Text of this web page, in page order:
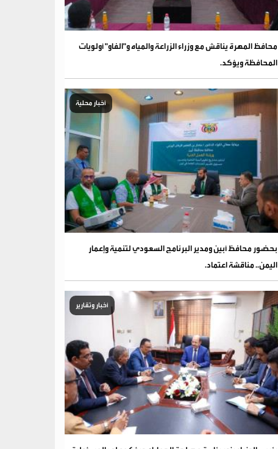
محافظ المهرة يناقش مع وزراء الزراعة والمياه و"الفاو" أولويات
المحافظة ويؤكد.
أخبار محلية
بحضور محافظ أبين ومدير البرنامج السعودي لتنمية وإعمار
اليمن.. مناقشة اعتماد.
أخبار وتقارير